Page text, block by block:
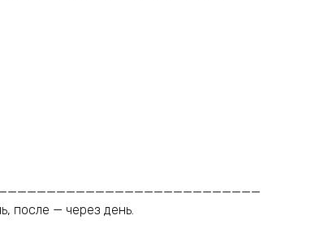
после — через день.